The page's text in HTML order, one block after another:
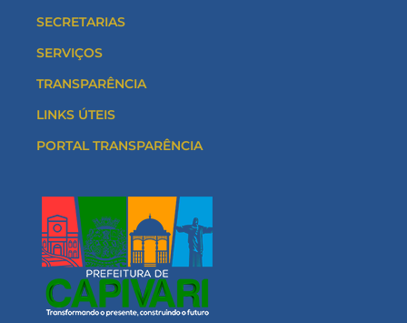
SECRETARIAS
SERVIÇOS
TRANSPARÊNCIA
LINKS ÚTEIS
PORTAL TRANSPARÊNCIA